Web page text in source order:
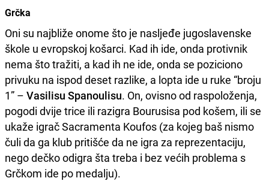
Grčka
Oni su najbliže onome što je nasljeđe jugoslavenske
škole u evropskoj košarci. Kad ih ide, onda protivnik
nema što tražiti, a kad ih ne ide, onda se poziciono
privuku na ispod deset razlike, a lopta ide u ruke “broju
1” – Vasilisu Spanoulisu. On, ovisno od raspoloženja,
pogodi dvije trice ili razigra Bourusisa pod košem, ili se
ukaže igrač Sacramenta Koufos (za kojeg baš nismo
čuli da ga klub pritišće da ne igra za reprezentaciju,
nego dečko odigra šta treba i bez većih problema s
Grčkom ide po medalju).